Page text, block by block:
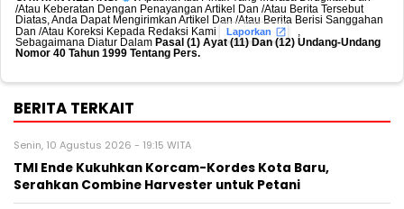
/Atau Keberatan Dengan Penayangan Artikel Dan /Atau Berita Tersebut
Diatas, Anda Dapat Mengirimkan Artikel Dan /Atau Berita Berisi Sanggahan
Dan /Atau Koreksi Kepada Redaksi Kami
Laporkan
,
Sebagaimana Diatur Dalam Pasal (1) Ayat (11) Dan (12) Undang-Undang
Nomor 40 Tahun 1999 Tentang Pers.
BERITA TERKAIT
Senin, 10 Agustus 2026 - 19:15 WITA
TMI Ende Kukuhkan Korcam-Kordes Kota Baru,
Serahkan Combine Harvester untuk Petani